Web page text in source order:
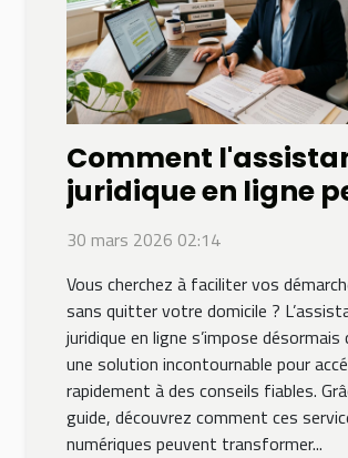
Comment
juridique en ligne
elle simplifier vos
démarches légales ?
30 mars 2026 02:14
Vous cherchez à faciliter vos
sans quitter votre domicile ?
juridique en ligne s’impose désormais
une solution incontournable pour
rapidement à des conseils fiables.
guide, découvrez comment ces
numériques peuvent transformer...